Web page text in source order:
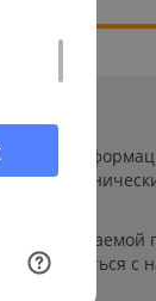
и
связаться